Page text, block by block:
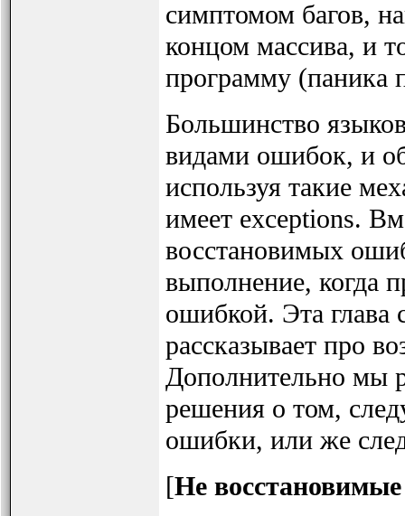
симптомом багов,
концом массива, и
программу (паника
Большинство
видами ошибок, и
используя такие
имеет exceptions.
восстановимых
выполнение, когда
ошибкой. Эта глава
рассказывает про
Дополнительно мы
решения о том,
ошибки, или же
[Не